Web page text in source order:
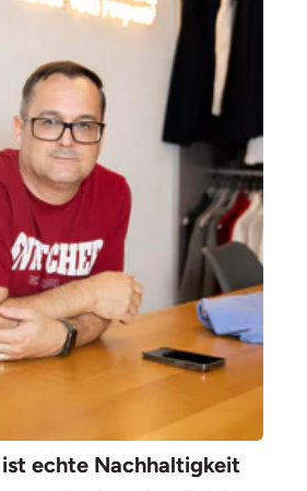
echte Nachhaltigkeit